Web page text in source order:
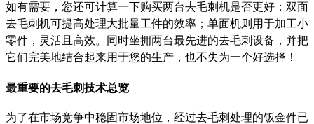
如有需要，您还可计算一下购买两台去毛刺机是否更好：双面
去毛刺机可提高处理大批量工件的效率；单面机则用于加工小
零件，灵活且高效。同时坐拥两台最先进的去毛刺设备，并把
它们完美地结合起来用于您的生产，也不失为一个好选择！
最重要的去毛刺技术总览
为了在市场竞争中稳固市场地位，经过去毛刺处理的钣金件已